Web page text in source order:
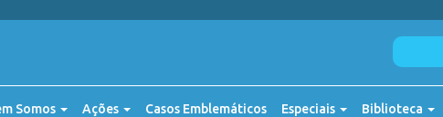
Somos Ações Casos Emblemáticos Especiais Biblioteca